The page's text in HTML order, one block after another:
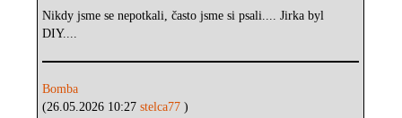
Nikdy jsme se nepotkali, často jsme si psali.... Jirka byl
DIY....
Bomba
(26.05.2026 10:27stelca77)